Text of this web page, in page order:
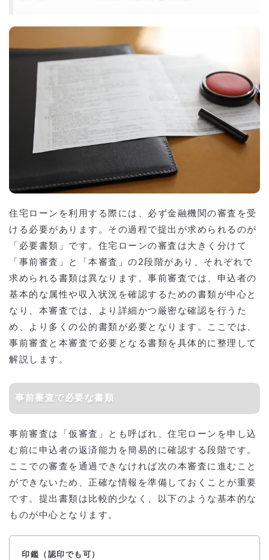
住宅ローンを利用する際には、必ず金融機関の審査を受
ける必要があります。その過程で提出が求められるのが
「必要書類」です。住宅ローンの審査は大きく分けて
「事前審査」と「本審査」の2段階があり、それぞれで
求められる書類は異なります。事前審査では、申込者の
基本的な属性や収入状況を確認するための書類が中心と
なり、本審査では、より詳細かつ厳密な確認を行うた
め、より多くの公的書類が必要となります。ここでは、
事前審査と本審査で必要となる書類を具体的に整理して
解説します。
事前審査で必要な書類
事前審査は「仮審査」とも呼ばれ、住宅ローンを申し込
む前に申込者の返済能力を簡易的に確認する段階です。
ここでの審査を通過できなければ次の本審査に進むこと
ができないため、正確な情報を準備しておくことが重要
です。提出書類は比較的少なく、以下のような基本的な
ものが中心となります。
印鑑（認印でも可）